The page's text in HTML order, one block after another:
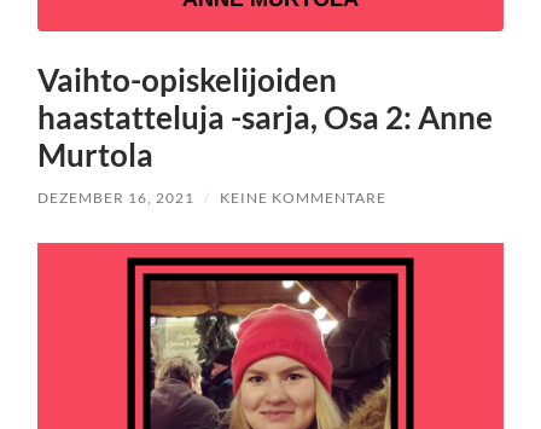
Vaihto-opiskelijoiden
haastatteluja -sarja, Osa 2: Anne
Murtola
DEZEMBER 16, 2021 / KEINE KOMMENTARE